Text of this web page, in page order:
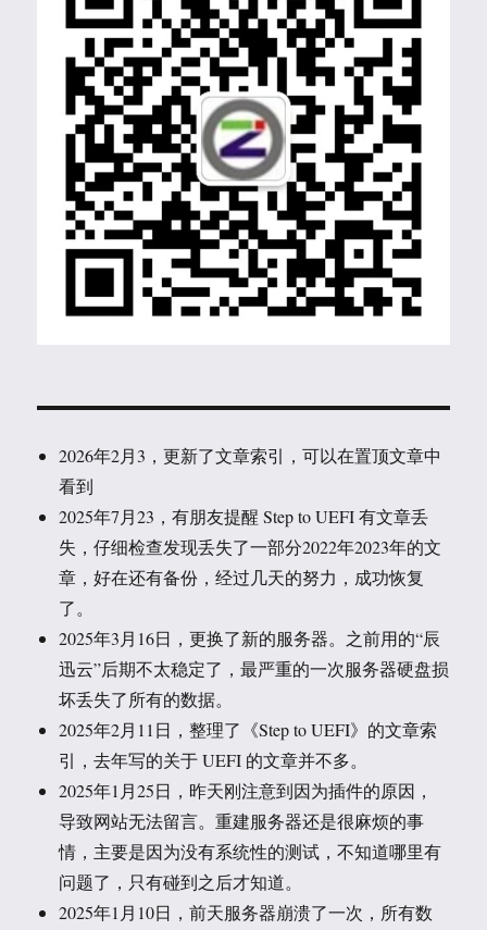
2026年2月3，更新了文章索引，可以在置顶文章中
看到
2025年7月23，有朋友提醒 Step to UEFI 有文章丢
失，仔细检查发现丢失了一部分2022年2023年的文
章，好在还有备份，经过几天的努力，成功恢复
了。
2025年3月16日，更换了新的服务器。之前用的“辰
迅云”后期不太稳定了，最严重的一次服务器硬盘损
坏丢失了所有的数据。
2025年2月11日，整理了《Step to UEFI》的文章索
引，去年写的关于 UEFI 的文章并不多。
2025年1月25日，昨天刚注意到因为插件的原因，
导致网站无法留言。重建服务器还是很麻烦的事
情，主要是因为没有系统性的测试，不知道哪里有
问题了，只有碰到之后才知道。
2025年1月10日，前天服务器崩溃了一次，所有数